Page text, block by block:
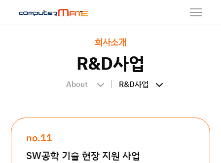
회사소개
R&D사업
About R&D사업
no.11
SW공학 기술 현장 지원 사업